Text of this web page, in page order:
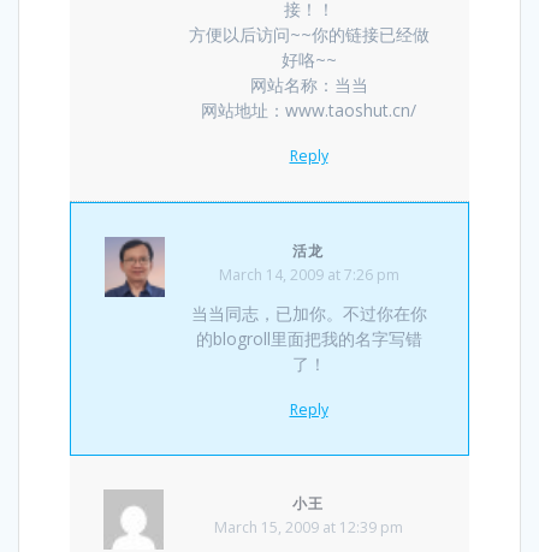
接！！
方便以后访问~~你的链接已经做
好咯~~
网站名称：当当
网站地址：www.taoshut.cn/
Reply
活龙
March 14, 2009 at 7:26 pm
当当同志，已加你。不过你在你
的blogroll里面把我的名字写错
了！
Reply
小王
March 15, 2009 at 12:39 pm